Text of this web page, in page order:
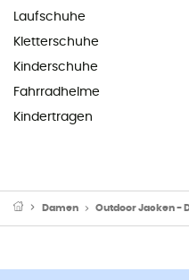
Laufschuhe
Kletterschuhe
Kinderschuhe
Fahrradhelme
Kindertragen
Damen Outdoor Jacken -